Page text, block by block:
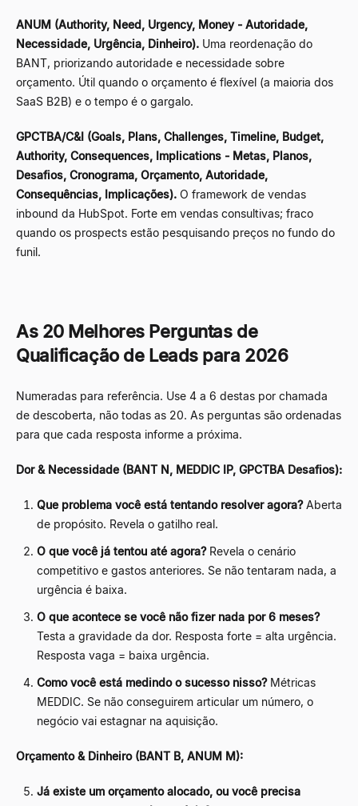
ANUM (Authority, Need, Urgency, Money - Autoridade,
Necessidade, Urgência, Dinheiro). Uma reordenação do
BANT, priorizando autoridade e necessidade sobre
orçamento. Útil quando o orçamento é flexível (a maioria dos
SaaS B2B) e o tempo é o gargalo.
GPCTBA/C&I (Goals, Plans, Challenges, Timeline, Budget,
Authority, Consequences, Implications - Metas, Planos,
Desafios, Cronograma, Orçamento, Autoridade,
Consequências, Implicações). O framework de vendas
inbound da HubSpot. Forte em vendas consultivas; fraco
quando os prospects estão pesquisando preços no fundo do
funil.
As 20 Melhores Perguntas de
Qualificação de Leads para 2026
Numeradas para referência. Use 4 a 6 destas por chamada
de descoberta, não todas as 20. As perguntas são ordenadas
para que cada resposta informe a próxima.
Dor & Necessidade (BANT N, MEDDIC IP, GPCTBA Desafios):
Que problema você está tentando resolver agora?Aberta
de propósito. Revela o gatilho real.
O que você já tentou até agora?Revela o cenário
competitivo e gastos anteriores. Se não tentaram nada, a
urgência é baixa.
O que acontece se você não fizer nada por 6 meses?
Testa a gravidade da dor. Resposta forte = alta urgência.
Resposta vaga = baixa urgência.
Como você está medindo o sucesso nisso?Métricas
MEDDIC. Se não conseguirem articular um número, o
negócio vai estagnar na aquisição.
Orçamento & Dinheiro (BANT B, ANUM M):
Já existe um orçamento alocado, ou você precisa